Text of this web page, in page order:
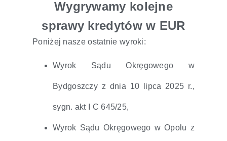
Wygrywamy kolejne
sprawy kredytów w EUR
Poniżej nasze ostatnie wyroki:
Wyrok Sądu Okręgowego w
Bydgoszczy z dnia 10 lipca 2025 r.,
sygn. akt I C 645/25,
Wyrok Sądu Okręgowego w Opolu z